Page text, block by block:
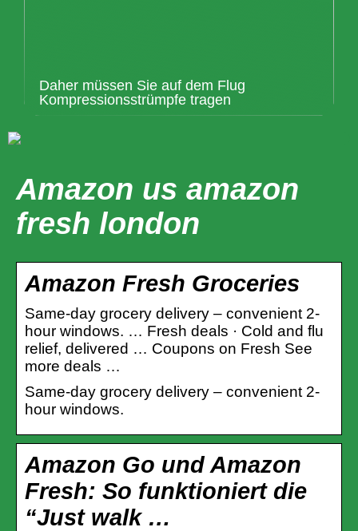
Daher müssen Sie auf dem Flug
Kompressionsstrümpfe tragen
Amazon us amazon
fresh london
Amazon Fresh Groceries
Same-day grocery delivery – convenient 2-
hour windows. … Fresh deals · Cold and flu
relief, delivered … Coupons on Fresh See
more deals …
Same-day grocery delivery – convenient 2-
hour windows.
Amazon Go und Amazon
Fresh: So funktioniert die
“Just walk …